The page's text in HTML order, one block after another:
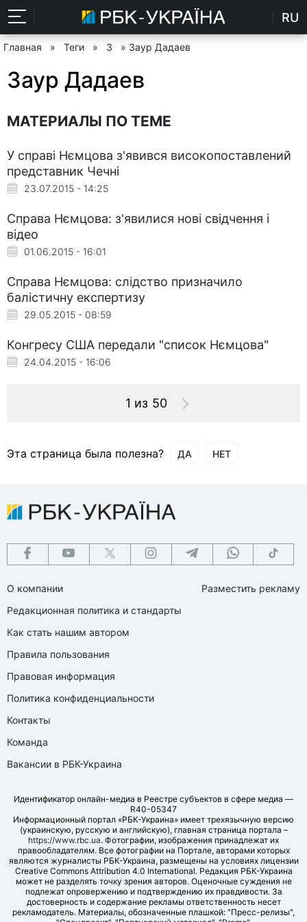
RU
Главная » Теги » З » Заур Дадаев
Заур Дадаев
МАТЕРИАЛЫ ПО ТЕМЕ
У справі Нємцова з'явився високопоставлений
представник Чечні
23.07.2015 - 14:25
Справа Нємцова: з'явилися нові свідчення і
відео
01.06.2015 - 16:01
Справа Нємцова: слідство призначило
балістичну експертизу
29.05.2015 - 08:59
Конгресу США передали "список Нємцова"
24.04.2015 - 16:06
1 из 50
Эта страница была полезна? ДА НЕТ
О компании
Редакционная политика и стандарты
Как стать нашим автором
Правила пользования
Правовая информация
Политика конфиденциальности
Контакты
Команда
Вакансии в РБК-Украина
Разместить рекламу
Идентификатор онлайн-медиа в Реестре субъектов в сфере медиа —
R40-05347
Информационный портал «РБК-Украина» имеет трехязычную версию
(украинскую, русскую и английскую), главная страница портала –
https://www.rbc.ua. Фотографии, изображения принадлежат их
правообладателям. Все фотографии на Портале, авторами которых
являются журналисты РБК-Украина, размещены на условиях лицензии
Creative Commons Attribution 4.0 International. Редакция РБК-Украина
может не разделять точку зрения авторов. Оценочные суждения не
подлежат опровержению и подтверждению их правдивости. За
достоверность и содержание рекламы ответственность несет
рекламодатель. Материалы, обозначенные плашкой: "Пресс-релизы",